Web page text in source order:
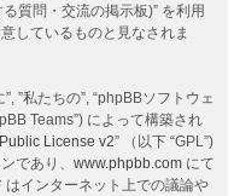
質問・交流の掲示板)” を利用
しているものと見なされま
”私たちの”, “phpBBソフトウェ
Teams”) によって構築され
License v2” （以下 “GPL”)
であり、 www.phpbb.com にて
インターネット上での議論や